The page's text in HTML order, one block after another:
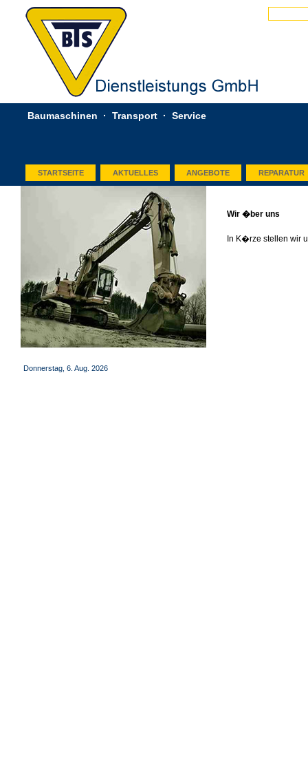
Baumaschinen · Transport · Service
STARTSEITE AKTUELLES ANGEBOTE REPARATUR
Donnerstag, 6. Aug. 2026
Wir �ber uns
In K�rze stellen wir